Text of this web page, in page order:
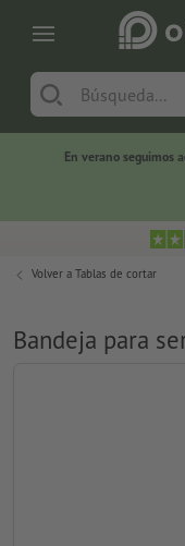
En verano seguimos
Volver a Tablas de cortar
Bandeja para